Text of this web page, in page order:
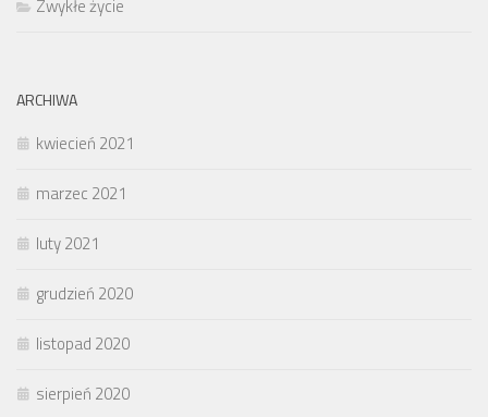
Zwykłe życie
ARCHIWA
kwiecień 2021
marzec 2021
luty 2021
grudzień 2020
listopad 2020
sierpień 2020